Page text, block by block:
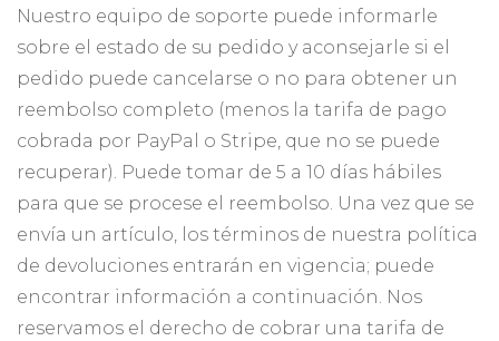
Nuestro equipo de soporte puede informarle
sobre el estado de su pedido y aconsejarle si el
pedido puede cancelarse o no para obtener un
reembolso completo (menos la tarifa de pago
cobrada por PayPal o Stripe, que no se puede
recuperar). Puede tomar de 5 a 10 días hábiles
para que se procese el reembolso. Una vez que se
envía un artículo, los términos de nuestra política
de devoluciones entrarán en vigencia; puede
encontrar información a continuación. Nos
reservamos el derecho de cobrar una tarifa de